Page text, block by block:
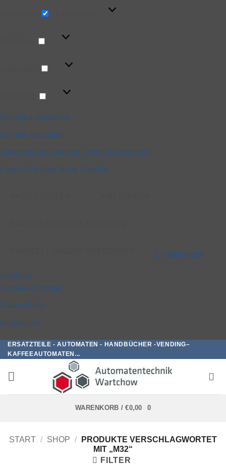
Vorlieben
Statistiken
Marketing
Optionen verwalten
Dienste verwalten
Verwalten von {vendor_count}-Lieferanten
Lese mehr über diese Zwecke
Einstellungen
ansehen
Cookie-Richtlinie
Datenschutz
Impressum
Zum
Inhalt
springen
ERSATZTEILE - AUTOMATEN - HANDBÜCHER -VENDING–
KAFFEEAUTOMATEN...
WARENKORB /€0,00 0
START / SHOP /
PRODUKTE VERSCHLAGWORTET
MIT „M32“
FILTER